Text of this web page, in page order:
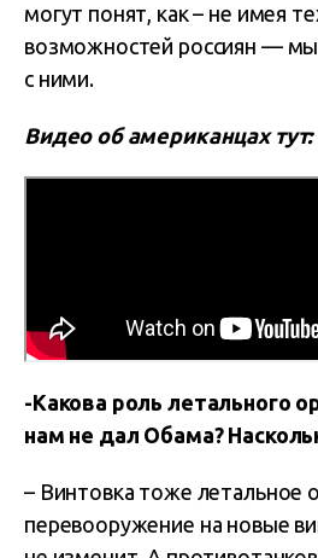
могут понят, как – не имея
возможностей россиян — мы
с ними.
Видео об американцах тут:
-Какова роль летального
нам не дал Обама?
– Винтовка тоже летальное
перевооружение на новые